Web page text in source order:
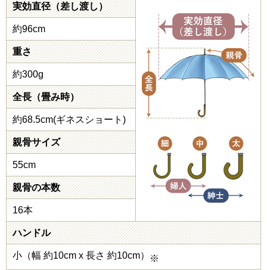
実効直径（差し渡し）
約96cm
重さ
約300g
全長（畳み時）
約68.5cm(ギネスショート)
親骨サイズ
55cm
親骨の本数
16本
ハンドル
小（幅 約10cm x 長さ 約10cm） ※